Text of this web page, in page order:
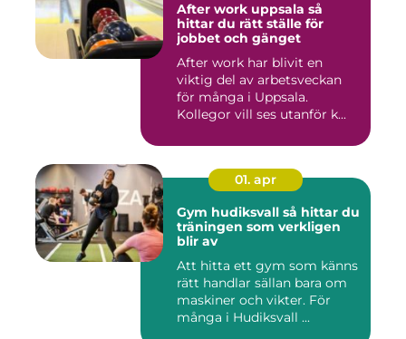
After work uppsala så
hittar du rätt ställe för
jobbet och gänget
After work har blivit en
viktig del av arbetsveckan
för många i Uppsala.
Kollegor vill ses utanför k...
01. apr
Gym hudiksvall så hittar du
träningen som verkligen
blir av
Att hitta ett gym som känns
rätt handlar sällan bara om
maskiner och vikter. För
många i Hudiksvall ...